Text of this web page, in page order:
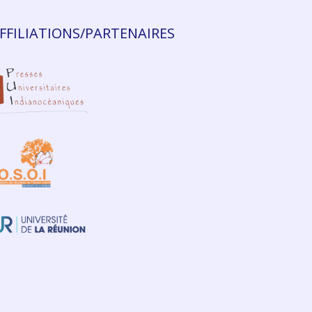
PARTENAIRES